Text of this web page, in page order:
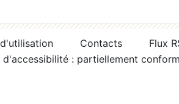
Contacts
Flux
d'accessibilité : partiellement